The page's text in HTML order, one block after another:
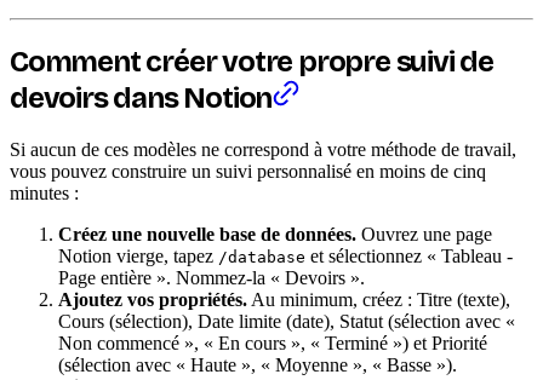
Comment créer votre propre suivi de
devoirs dans Notion
Si aucun de ces modèles ne correspond à votre méthode de travail,
vous pouvez construire un suivi personnalisé en moins de cinq
minutes :
Créez une nouvelle base de données. Ouvrez une page
Notion vierge, tapez /database et sélectionnez « Tableau -
Page entière ». Nommez-la « Devoirs ».
Ajoutez vos propriétés. Au minimum, créez : Titre (texte),
Cours (sélection), Date limite (date), Statut (sélection avec «
Non commencé », « En cours », « Terminé ») et Priorité
(sélection avec « Haute », « Moyenne », « Basse »).